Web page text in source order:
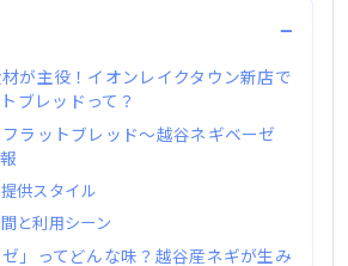
−
が主役！イオンレイクタウン新店で
ブレッドって？
フラットブレッド～越谷ネギベーゼ
供スタイル
と利用シーン
ゼ」ってどんな味？越谷産ネギが生み